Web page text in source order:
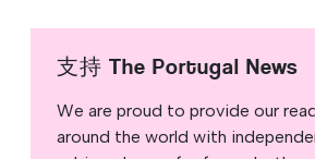
支持 The Portugal News
We are proud to provide our
around the world with